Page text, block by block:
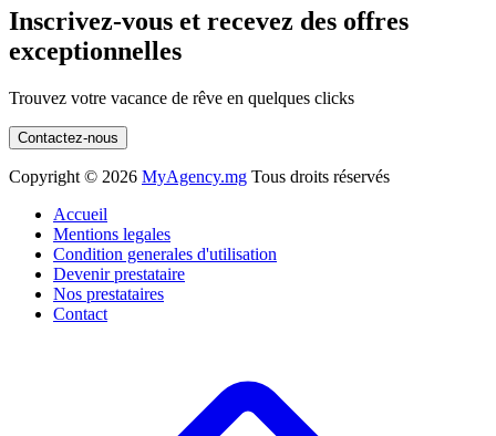
Inscrivez-vous et recevez des offres
exceptionnelles
Trouvez votre vacance de rêve en quelques clicks
Contactez-nous
Copyright © 2026 MyAgency.mg Tous droits réservés
Accueil
Mentions legales
Condition generales d'utilisation
Devenir prestataire
Nos prestataires
Contact